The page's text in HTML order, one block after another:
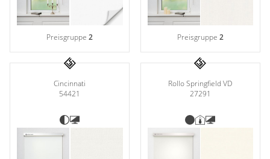
Preisgruppe2 Preisgruppe 2
Cincinnati
54421
Rollo Springfield VD
27291